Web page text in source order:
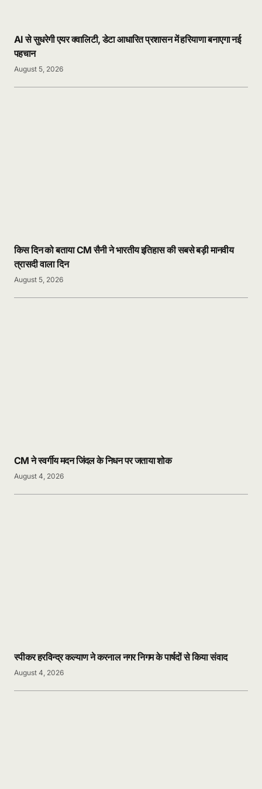
AI से सुधरेगी एयर क्वालिटी, डेटा आधारित प्रशासन में हरियाणा बनाएगा नई
पहचान
August 5, 2026
किस दिन को बताया CM सैनी ने भारतीय इतिहास की सबसे बड़ी मानवीय
त्रासदी वाला दिन
August 5, 2026
CM ने स्वर्गीय मदन जिंदल के निधन पर जताया शोक
August 4, 2026
स्पीकर हरविन्द्र कल्याण ने करनाल नगर निगम के पार्षदों से किया संवाद
August 4, 2026